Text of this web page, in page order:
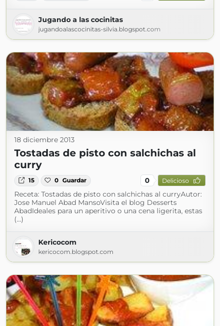
Jugando a las cocinitas
jugandoalascocinitas-silvia.blogspot.com
18 diciembre 2013
Tostadas de pisto con salchichas al
curry
15 0 Guardar 0 Delicioso
Receta: Tostadas de pisto con salchichas al curryAutor:
Jose Manuel Abad MansoVisita el blog Desserts
AbadIdeales para un aperitivo o una cena ligerita, estas
(...)
Kericocom
kericocom.blogspot.com